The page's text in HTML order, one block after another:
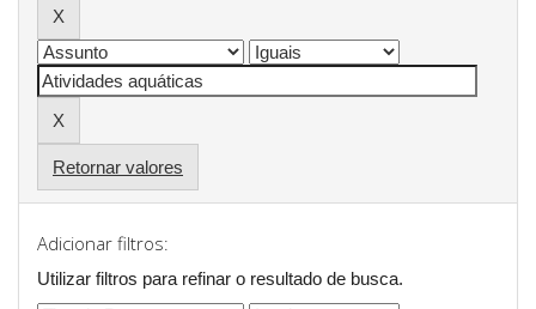
Retornar valores
Adicionar filtros:
Utilizar filtros para refinar o resultado de busca.